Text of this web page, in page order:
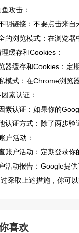
攻击：
明链接：不要点击来自
的浏览模式：在浏览器
缓存和Cookies：
器缓存和Cookies：定
模式：在Chrome浏览
素认证：
素认证：如果你的
认证方式：除了两步验
户活动：
账户活动：定期登录你
活动报告：Google提
采取上述措施，你可
喜欢